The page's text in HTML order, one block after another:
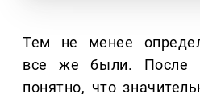
Тем не менее
все же были. После
понятно, что